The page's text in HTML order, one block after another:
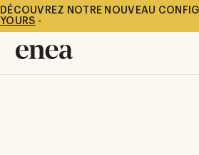
DÉCOUVREZ NOTRE NOUVEAU
YOURS -